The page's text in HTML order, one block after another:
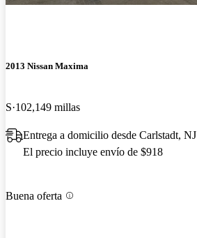
2013 Nissan Maxima
S 102,149 millas
Entrega a domicilio desde Carlstadt, NJ
El precio incluye envío de $918
Buena oferta